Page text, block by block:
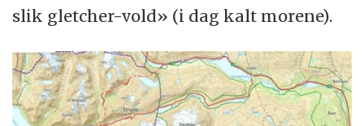
slik gletcher-vold» (i dag kalt morene).